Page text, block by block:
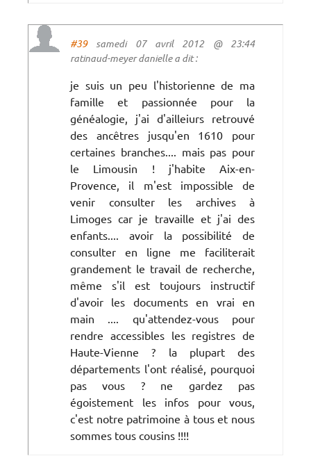
#39samedi 07 avril 2012 @ 23:44
ratinaud-meyer danielle a dit :
je suis un peu l'historienne de ma
famille et passionnée pour la
généalogie, j'ai d'ailleiurs retrouvé
des ancêtres jusqu'en 1610 pour
certaines branches.... mais pas pour
le Limousin ! j'habite Aix-en-
Provence, il m'est impossible de
venir consulter les archives à
Limoges car je travaille et j'ai des
enfants.... avoir la possibilité de
consulter en ligne me faciliterait
grandement le travail de recherche,
même s'il est toujours instructif
d'avoir les documents en vrai en
main .... qu'attendez-vous pour
rendre accessibles les registres de
Haute-Vienne ? la plupart des
départements l'ont réalisé, pourquoi
pas vous ? ne gardez pas
égoistement les infos pour vous,
c'est notre patrimoine à tous et nous
sommes tous cousins !!!!